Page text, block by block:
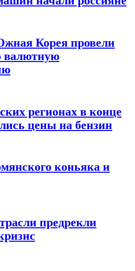
Корея провели
валютную
регионах в конце
цены на бензин
коньяка и
предрекли